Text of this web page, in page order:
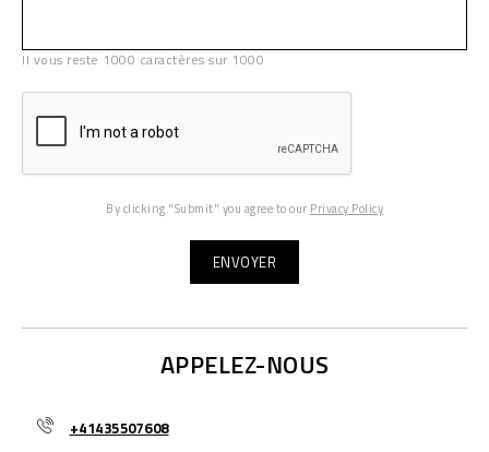
APPELEZ-NOUS
+41435507608
Il vous reste 1000 caractères sur 1000
By clicking "Submit" you agree to our Privacy Policy